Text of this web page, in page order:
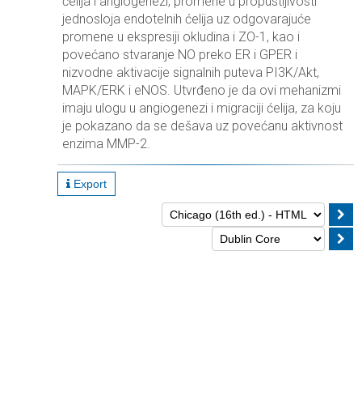
jednosloja endotelnih ćelija uz odgovarajuće
promene u ekspresiji okludina i ZO-1, kao i
povećano stvaranje NO preko ER i GPER i
nizvodne aktivacije signalnih puteva PI3K/Akt,
MAPK/ERK i eNOS. Utvrđeno je da ovi mehanizmi
imaju ulogu u angiogenezi i migraciji ćelija, za koju
je pokazano da se dešava uz povećanu aktivnost
enzima MMP-2.
Export